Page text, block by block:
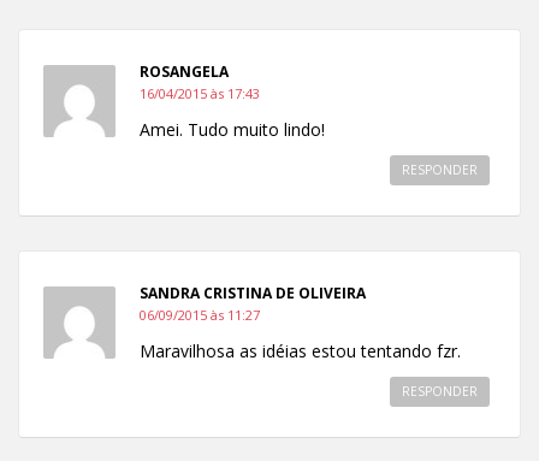
ROSANGELA
16/04/2015 às 17:43
Amei. Tudo muito lindo!
RESPONDER
SANDRA CRISTINA DE OLIVEIRA
06/09/2015 às 11:27
Maravilhosa as idéias estou tentando fzr.
RESPONDER